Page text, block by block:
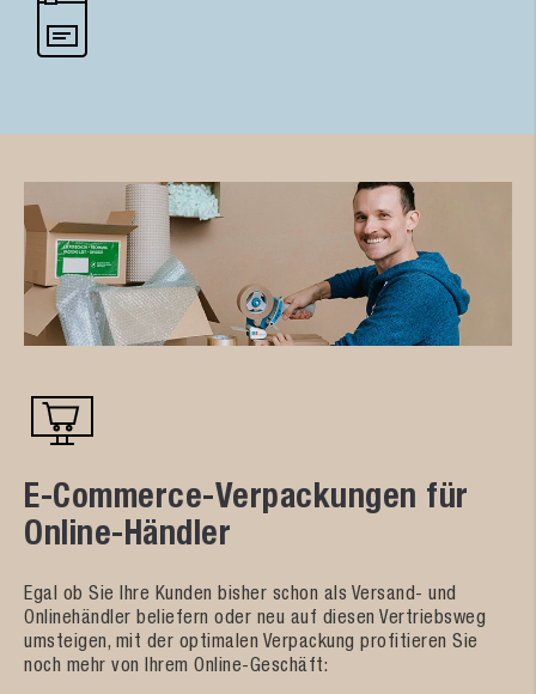
E-Commerce-Verpackungen für
Online-Händler
Egal ob Sie Ihre Kunden bisher schon als Versand- und
Onlinehändler beliefern oder neu auf diesen Vertriebsweg
umsteigen, mit der optimalen Verpackung profitieren Sie
noch mehr von Ihrem Online-Geschäft: